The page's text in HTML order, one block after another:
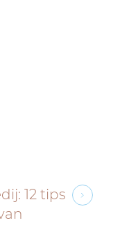
12 tips